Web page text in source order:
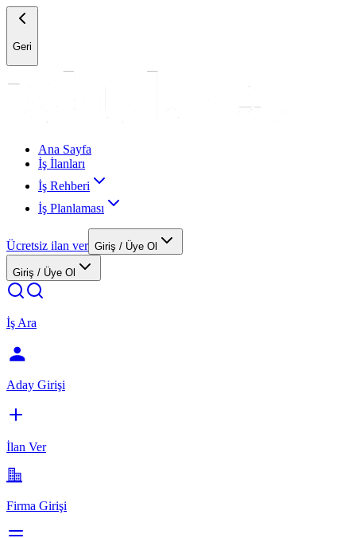
Geri
Ana Sayfa
İş İlanları
İş Rehberi
İş Planlaması
Ücretsiz ilan ver Giriş / Üye Ol
Giriş / Üye Ol
İş Ara
Aday Girişi
İlan Ver
Firma Girişi